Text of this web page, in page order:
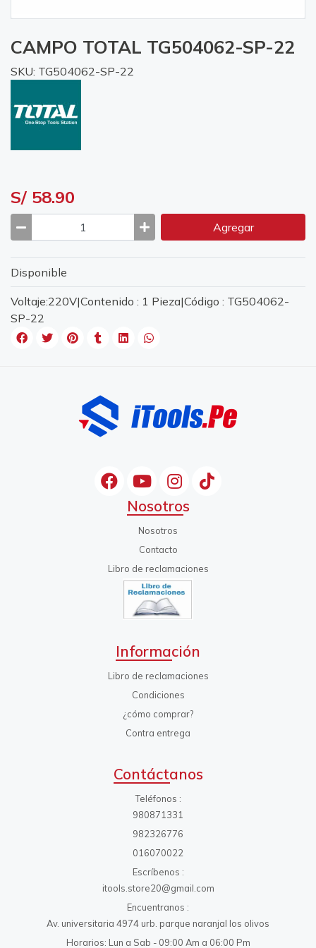
CAMPO TOTAL TG504062-SP-22
SKU: TG504062-SP-22
S/ 58.90
Agregar
Disponible
Voltaje:220V|Contenido : 1 Pieza|Código : TG504062-
SP-22
Nosotros
Nosotros
Contacto
Libro de reclamaciones
Información
Libro de reclamaciones
Condiciones
¿cómo comprar?
Contra entrega
Contáctanos
Teléfonos
980871331
982326776
016070022
Escríbenos
itools.store20@gmail.com
Encuentranos
Av. universitaria 4974 urb. parque naranjal los olivos
Horarios: Lun a Sab - 09:00 Am a 06:00 Pm